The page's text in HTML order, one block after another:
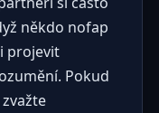
někdo nofap
projevit
Pokud